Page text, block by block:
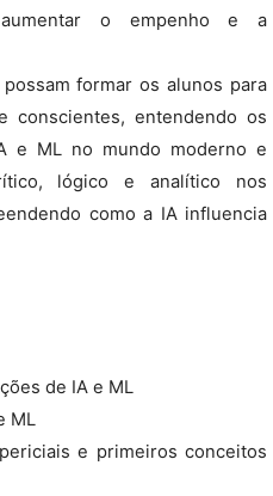
aumentar o empenho e a
formar os alunos para
conscientes, entendendo os
e ML no mundo moderno e
lógico e analítico nos
como a IA influencia
de IA e ML
ML
e primeiros conceitos